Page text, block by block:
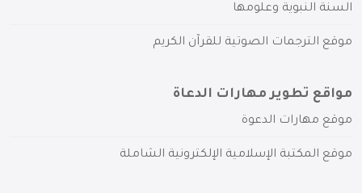
السنة النبوية وعلومها
موقع الترجمات الصوتية للقرآن الكريم
مواقع تطوير مهارات الدعاة
موقع مهارات الدعوة
موقع المكتبة الإسلامية الإلكترونية الشاملة